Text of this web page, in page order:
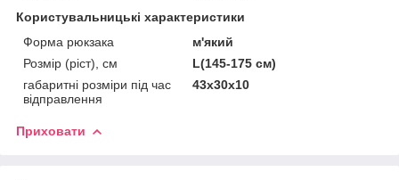
Користувальницькі характеристики
Форма рюкзака
м'який
Розмір (ріст), см
L(145-175 см)
габаритні розміри під час
відправлення
43x30x10
Приховати